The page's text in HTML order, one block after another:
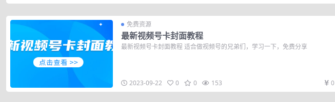
免费资源
最新视频号卡封面教程
最新视频号卡封面教程​ 适合做视频号的兄弟们，学习一下，免费分享 ​
2023-09-22 0 0 153 0